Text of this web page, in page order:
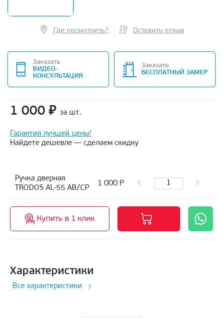
Где посмотреть? Оставить отзыв
Заказать
ВИДЕО-
КОНСУЛЬТАЦИЯ
Заказать
БЕСПЛАТНЫЙ ЗАМЕР
1 000 ₽ за шт.
Гарантия лучшей цены!
Найдете дешевле — сделаем скидку
Ручка дверная
TRODOS AL-55 AB/CP
1 000 Р
Купить в 1 клик
Характеристики
Все характеристики